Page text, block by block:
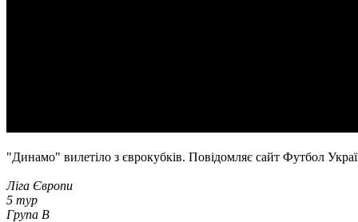
"Динамо" вилетіло з єврокубків. Повідомляє сайт Футбол
Ліга Європи
5 тур
Група В